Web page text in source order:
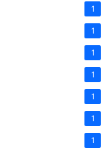
1
1
1
1
1
1
1